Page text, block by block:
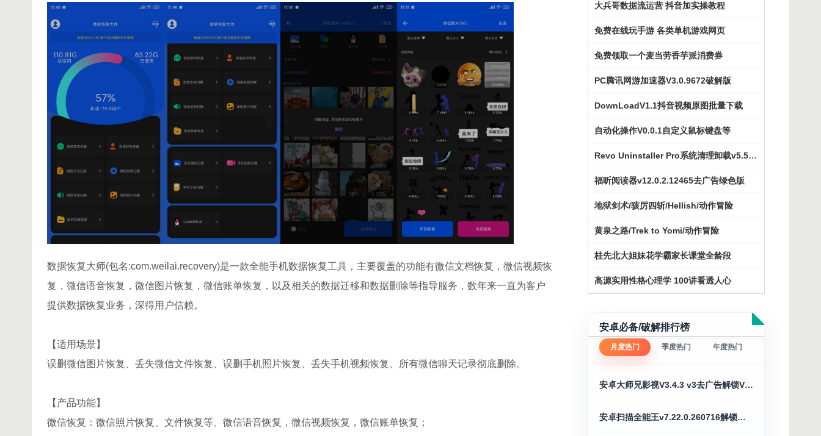
数据恢复大师(包名:com.weilai.recovery)是一款全能手机数据恢复工具，主要覆盖的功能有微信文档恢复，微信视频恢
复，微信语音恢复，微信图片恢复，微信账单恢复，以及相关的数据迁移和数据删除等指导服务，数年来一直为客户
提供数据恢复业务，深得用户信赖。
【适用场景】
误删微信图片恢复、丢失微信文件恢复、误删手机照片恢复、丢失手机视频恢复、所有微信聊天记录彻底删除。
【产品功能】
微信恢复：微信照片恢复、文件恢复等、微信语音恢复，微信视频恢复，微信账单恢复；
大兵哥数据流运营 抖音加实操教程
免费在线玩手游 各类单机游戏网页
免费领取一个麦当劳香芋派消费券
PC腾讯网游加速器V3.0.9672破解版
DownLoadV1.1抖音视频原图批量下载
自动化操作V0.0.1自定义鼠标键盘等
Revo Uninstaller Pro系统清理卸载v5.5.2绿色版
福昕阅读器v12.0.2.12465去广告绿色版
地狱剑术/骇厉四斩/Hellish/动作冒险
黄泉之路/Trek to Yomi/动作冒险
桂先北大姐妹花学霸家长课堂全龄段
高源实用性格心理学 100讲看透人心
安卓必备/破解排行榜
月度热门 季度热门 年度热门
安卓大师兄影视V3.4.3 v3去广告解锁VIP会员破解版
安卓扫描全能王v7.22.0.260716解锁破解VIP会员版